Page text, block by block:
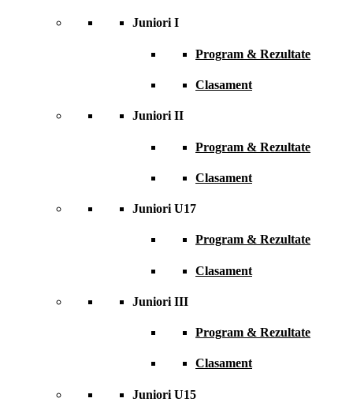
Juniori I
Program & Rezultate
Clasament
Juniori II
Program & Rezultate
Clasament
Juniori U17
Program & Rezultate
Clasament
Juniori III
Program & Rezultate
Clasament
Juniori U15